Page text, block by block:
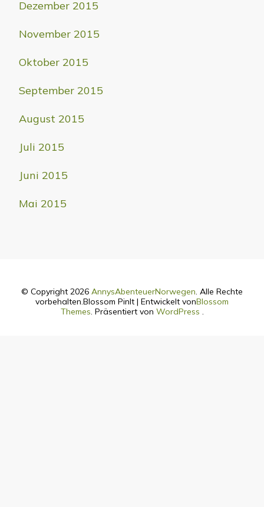
Dezember 2015
November 2015
Oktober 2015
September 2015
August 2015
Juli 2015
Juni 2015
Mai 2015
© Copyright 2026 AnnysAbenteuerNorwegen. Alle Rechte
vorbehalten.Blossom PinIt | Entwickelt vonBlossom
Themes. Präsentiert von WordPress .